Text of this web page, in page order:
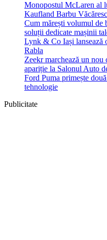
Monopostul McLaren al
Kaufland Barbu
Cum mărești volumul de
soluții dedicate mașinii
Lynk & Co Iași lansează
Rabla
Zeekr marchează un
apariție la Salonul Auto
Ford Puma primește
tehnologie
Publicitate